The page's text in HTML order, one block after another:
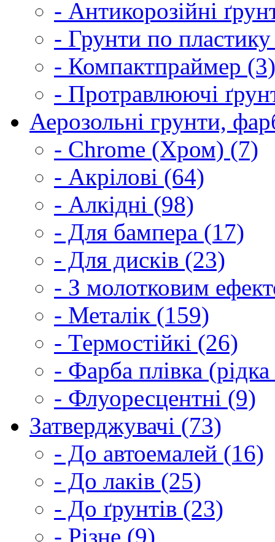
- Антикорозійні
- Грунти по
- Компактпраймер (3)
- Протравлюючі
Аерозольні грунти,
- Chrome (Хром) (7)
- Акрілові (64)
- Алкідні (98)
- Для бампера (17)
- Для дисків (23)
- З молотковим
- Металік (159)
- Термостійкі (26)
- Фарба плівка
- Флуоресцентні (9)
Затверджувачі (73)
- До автоемалей (16)
- До лаків (25)
- До ґрунтів (23)
- Різне (9)